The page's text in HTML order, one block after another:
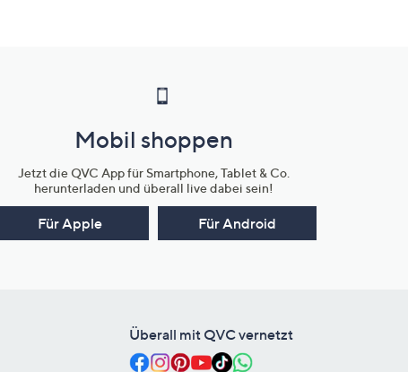
Mobil shoppen
Jetzt die QVC App für Smartphone, Tablet & Co.
herunterladen und überall live dabei sein!
Für Apple Für Android
Überall mit QVC vernetzt